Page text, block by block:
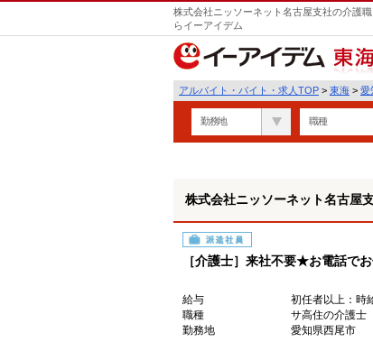
株式会社ニッソーネット名古屋支社の介護
らイーアイデム
東海
アルバイト・バイト・求人TOP > 東海 > 愛
勤務地 職種
株式会社ニッソーネット名古屋
派遣社員
［介護士］来社不要★お電話で
給与
初任者以上：時
職種
サ高住の介護士
勤務地
愛知県西尾市